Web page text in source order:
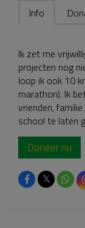
Info
Ik zet me
projecten nog
loop ik ook 10
marathon). Ik
vrienden,
school te laten
Doneer nu
𝕏